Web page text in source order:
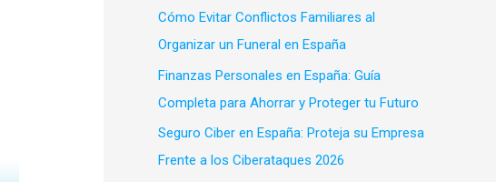
p
o
r
:
Cómo Evitar Conflictos Familiares al
Organizar un Funeral en España
Finanzas Personales en España: Guía
Completa para Ahorrar y Proteger tu Futuro
Seguro Ciber en España: Proteja su Empresa
Frente a los Ciberataques 2026